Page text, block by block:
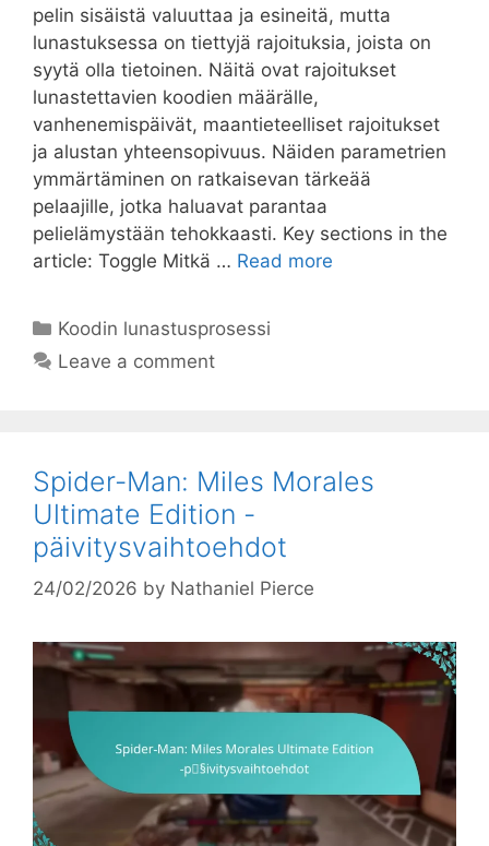
pelin sisäistä valuuttaa ja esineitä, mutta
lunastuksessa on tiettyjä rajoituksia, joista on
syytä olla tietoinen. Näitä ovat rajoitukset
lunastettavien koodien määrälle,
vanhenemispäivät, maantieteelliset rajoitukset
ja alustan yhteensopivuus. Näiden parametrien
ymmärtäminen on ratkaisevan tärkeää
pelaajille, jotka haluavat parantaa
pelielämystään tehokkaasti. Key sections in the
article: Toggle Mitkä … Read more
Categories
Koodin lunastusprosessi
Leave a comment
Spider-Man: Miles Morales
Ultimate Edition -
päivitysvaihtoehdot
24/02/2026 by Nathaniel Pierce